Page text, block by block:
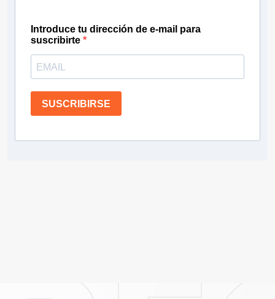
Introduce tu dirección de e-mail para
suscribirte
SUSCRIBIRSE